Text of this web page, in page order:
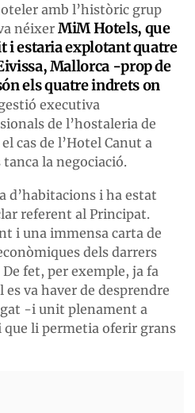
amb l’històric grup
néixerMiM Hotels, que
i estaria explotant quatre
Mallorca -prop de
els quatre indrets on
executiva
de l’hostaleria de
cas de l’Hotel Canut a
la negociació.
d’habitacions i ha estat
referent al Principat.
i una immensa carta de
dels darrers
fet, per exemple, ja fa
va haver de desprendre
-i unit plenament a
li permetia oferir grans